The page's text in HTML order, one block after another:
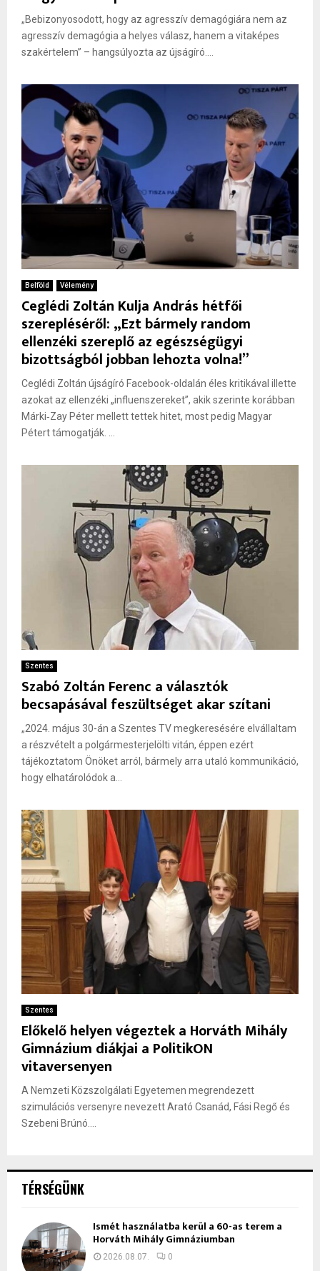
„Bebizonyosodott, hogy az agresszív demagógiára nem az
agresszív demagógia a helyes válasz, hanem a vitaképes
szakértelem” – hangsúlyozta az újságíró....
Belföld Vélemény
Ceglédi Zoltán Kulja András hétfői
szerepléséről: „Ezt bármely random
ellenzéki szereplő az egészségügyi
bizottságból jobban lehozta volna!”
Ceglédi Zoltán újságíró Facebook-oldalán éles kritikával illette
azokat az ellenzéki „influenszereket”, akik szerinte korábban
Márki‑Zay Péter mellett tettek hitet, most pedig Magyar
Pétert támogatják. ...
Szentes
Szabó Zoltán Ferenc a választók
becsapásával feszültséget akar szítani
„2024. május 30-án a Szentes TV megkeresésére elvállaltam
a részvételt a polgármesterjelölti vitán, éppen ezért
tájékoztatom Önöket arról, bármely arra utaló kommunikáció,
hogy elhatárolódok a...
Szentes
Előkelő helyen végeztek a Horváth Mihály
Gimnázium diákjai a PolitikON
vitaversenyen
A Nemzeti Közszolgálati Egyetemen megrendezett
szimulációs versenyre nevezett Arató Csanád, Fási Regő és
Szebeni Brúnó....
TÉRSÉGÜNK
Ismét használatba kerül a 60-as terem a
Horváth Mihály Gimnáziumban
2026.08.07. 0